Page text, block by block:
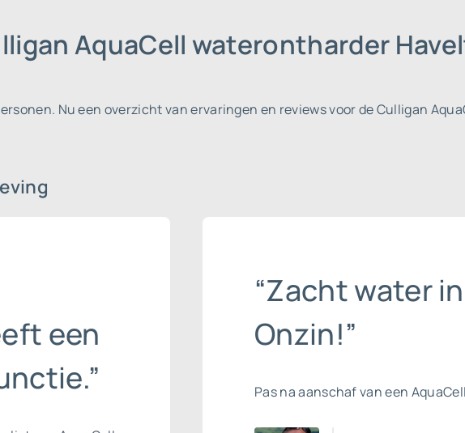
AquaCell waterontharder
Nu een overzicht van ervaringen en reviews voor de Culligan
een
“Zacht water
Onzin!”
Pas na aanschaf van een